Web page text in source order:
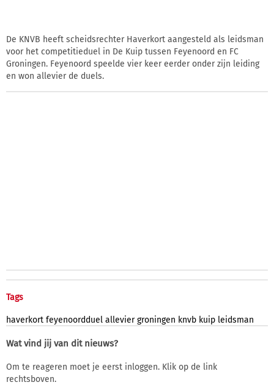
De KNVB heeft scheidsrechter Haverkort aangesteld als leidsman
voor het competitieduel in De Kuip tussen Feyenoord en FC
Groningen. Feyenoord speelde vier keer eerder onder zijn leiding
en won allevier de duels.
Tags
haverkort feyenoordduel allevier groningen knvb kuip leidsman
Wat vind jij van dit nieuws?
Om te reageren moet je eerst inloggen. Klik op de link
rechtsboven.